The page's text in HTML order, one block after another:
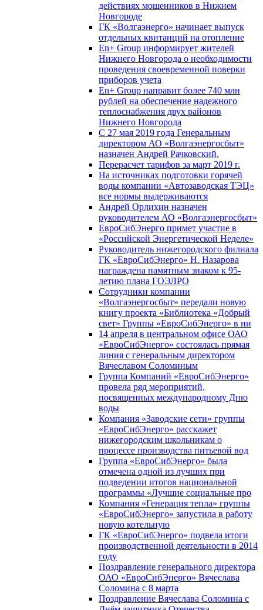
действиях мошенников в Нижнем
Новгороде
ГК «Волгаэнерго» начинает выпуск
отдельных квитанций на отопление
En+ Group информирует жителей
Нижнего Новгорода о необходимости
проведения своевременной поверки
приборов учета
En+ Group направит более 740 млн
рублей на обеспечение надежного
теплоснабжения двух районов
Нижнего Новгорода
С 27 мая 2019 года Генеральным
директором АО «Волгаэнергосбыт»
назначен Андрей Рачковский.
Перерасчет тарифов за март 2019 г.
На источниках подготовки горячей
воды компании «Автозаводская ТЭЦ»
все нормы выдерживаются
Андрей Орлихин назначен
руководителем АО «Волгаэнергосбыт»
ЕвроСибЭнерго примет участие в
«Российской Энергетической Неделе»
Руководитель нижегородского филиала
ГК «ЕвроСибЭнерго» Н. Назарова
награждена памятным знаком к 95-
летию плана ГОЭЛРО
Сотрудники компании
«Волгаэнергосбыт» передали новую
книгу проекта «Библиотека «Добрый
свет» Группы «ЕвроСибЭнерго» в ни
14 апреля в центральном офисе ОАО
«ЕвроСибЭнерго» состоялась прямая
линия с генеральным директором
Вячеславом Соломиным
Группа Компаний «ЕвроСибЭнерго»
провела ряд мероприятий,
посвященных международному Дню
воды
Компания «Заводские сети» группы
«ЕвроСибЭнерго» расскажет
нижегородским школьникам о
процессе производства питьевой вод
Группа «ЕвроСибЭнерго» была
отмечена одной из лучших при
подведении итогов национальной
программы «Лучшие социальные про
Компания «Генерация тепла» группы
«ЕвроСибЭнерго» запустила в работу
новую котельную
ГК «ЕвроСибЭнерго» подвела итоги
производственной деятельности в 2014
году
Поздравление генерального директора
ОАО «ЕвроСибЭнерго» Вячеслава
Соломина с 8 марта
Поздравление Вячеслава Соломина с